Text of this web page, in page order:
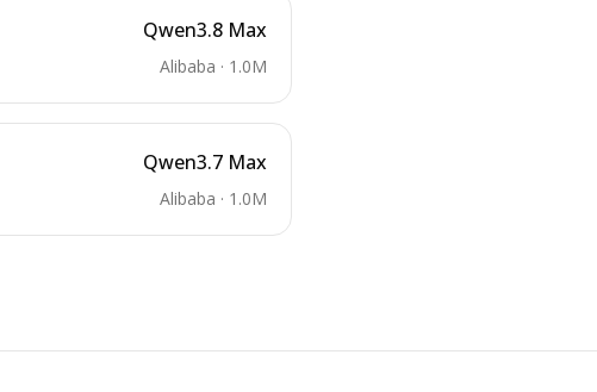
Qwen3.8 Max
Alibaba · 1.0M
Qwen3.7 Max
Alibaba · 1.0M